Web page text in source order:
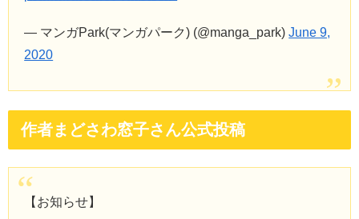
— マンガPark(マンガパーク) (@manga_park)June 9,
2020
作者まどさわ窓子さん公式投稿
【お知らせ】